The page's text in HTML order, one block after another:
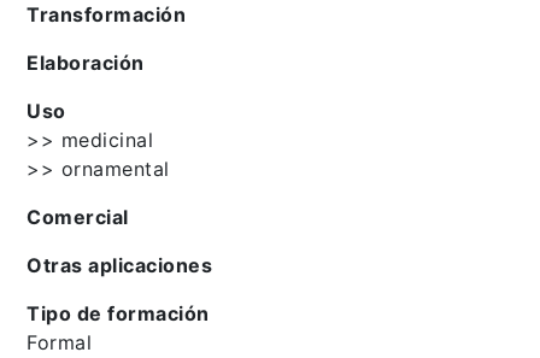
Transformación
Elaboración
Uso
>> medicinal
>> ornamental
Comercial
Otras aplicaciones
Tipo de formación
Formal